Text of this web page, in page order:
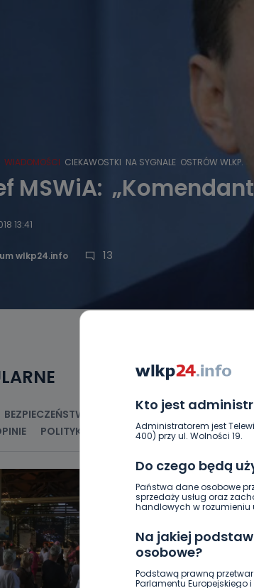
Kto jest
Administratorem jest
400) przy ul. Wolności 19.
Do czego będą
Państwa dane osobowe
sprzedaży usług oraz
handlowych w rozumieniu
Na jakiej
osobowe?
Podstawą prawną
Parlamentu Europejskiego
WIADOMOŚCI CIEKAWOSTKI NA SYGNALE OSTRÓW WLKP.
MSWiA:
13:41
wlkp24.info 13
BEZPIECZEŃSTWO CIEKAWOSTKI
POLITYKA RELIGIA SAMORZĄD